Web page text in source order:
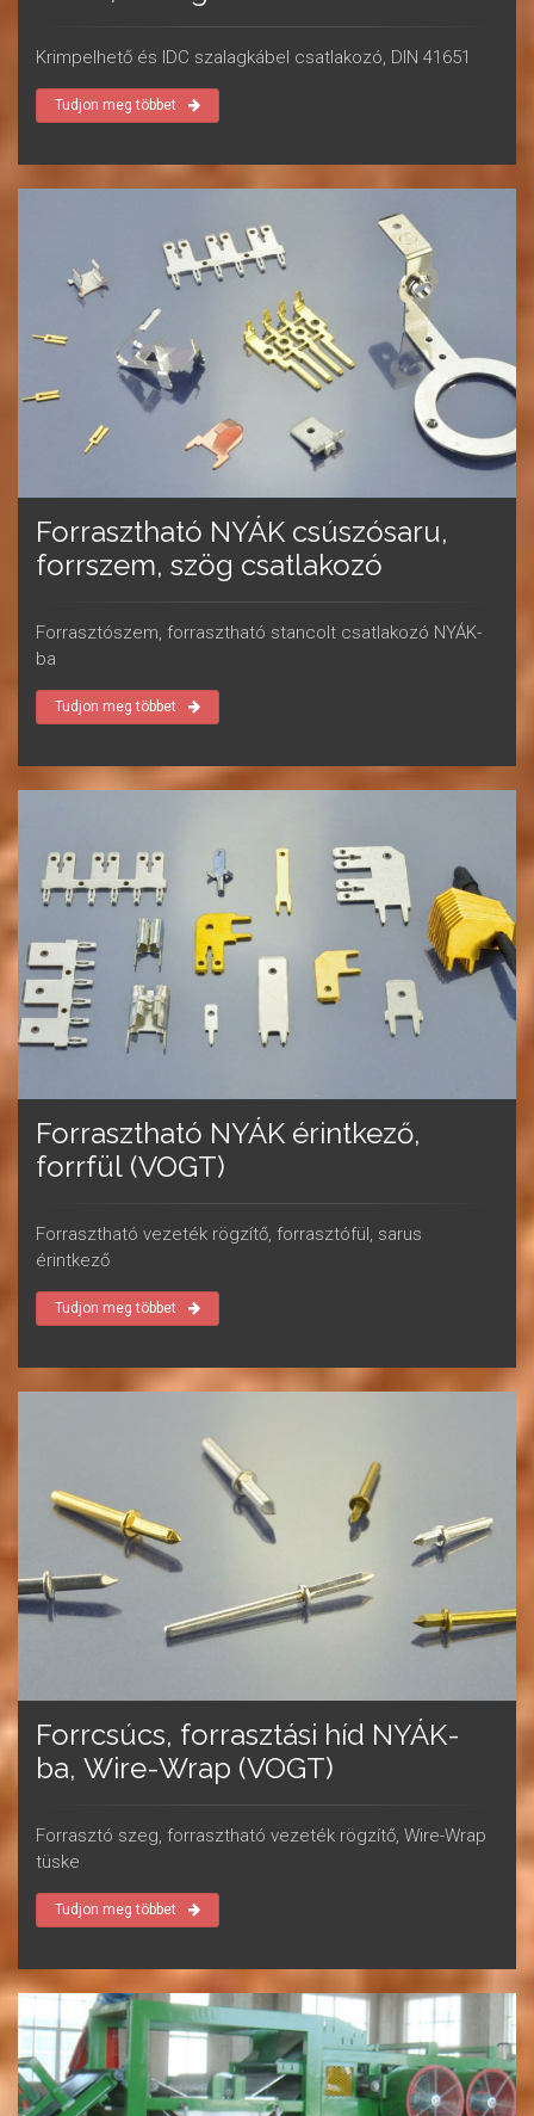
Krimpelhető és IDC szalagkábel csatlakozó, DIN 41651
Tudjon meg többet
Forrasztható NYÁK csúszósaru,
forrszem, szög csatlakozó
Forrasztószem, forrasztható stancolt csatlakozó NYÁK-
ba
Tudjon meg többet
Forrasztható NYÁK érintkező,
forrfül (VOGT)
Forrasztható vezeték rögzítő, forrasztófül, sarus
érintkező
Tudjon meg többet
Forrcsúcs, forrasztási híd NYÁK-
ba, Wire-Wrap (VOGT)
Forrasztó szeg, forrasztható vezeték rögzítő, Wire-Wrap
tüske
Tudjon meg többet